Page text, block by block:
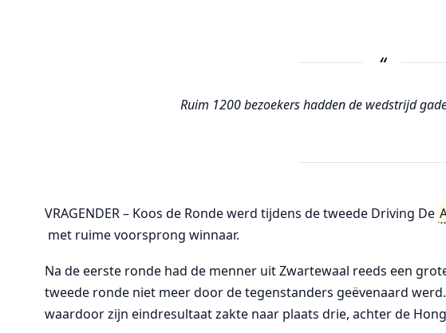
Ruim 1200 bezoekers hadden de wedstrijd
VRAGENDER – Koos de Ronde werd tijdens de tweede Driving De
met ruime voorsprong winnaar.
Na de eerste ronde had de menner uit Zwartewaal reeds een
tweede ronde niet meer door de tegenstanders geëvenaard
waardoor zijn eindresultaat zakte naar plaats drie, achter de